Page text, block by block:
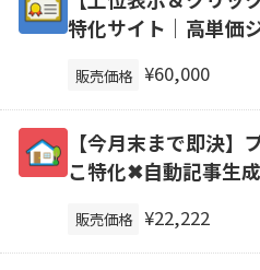
特化サイト｜高単価
販売価格 ¥60,000
【今月末まで即決
こ特化✖自動記事生
販売価格 ¥22,222